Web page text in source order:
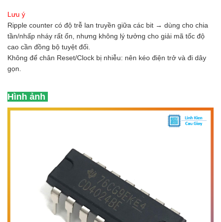
Lưu ý
Ripple counter có độ trễ lan truyền giữa các bit → dùng cho chia
tần/nhấp nháy rất ổn, nhưng không lý tưởng cho giải mã tốc độ
cao cần đồng bộ tuyệt đối.
Không để chân Reset/Clock bị nhiễu: nên kéo điện trở và đi dây
gọn.
Hình ảnh